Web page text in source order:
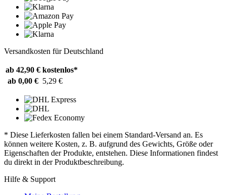
Versandkosten für Deutschland
ab 42,90 € kostenlos*
ab 0,00 € 5,29 €
* Diese Lieferkosten fallen bei einem Standard-Versand an. Es
können weitere Kosten, z. B. aufgrund des Gewichts, Größe oder
Eigenschaften der Produkte, entstehen. Diese Informationen findest
du direkt in der Produktbeschreibung.
Hilfe & Support